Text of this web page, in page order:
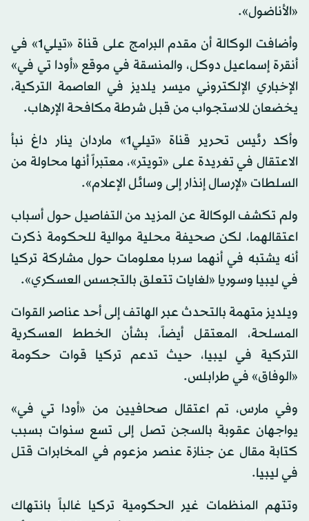
«الأناضول».
وأضافت الوكالة أن مقدم البرامج على قناة «تيلي1» في
أنقرة إسماعيل دوكل، والمنسقة في موقع «أودا تي في»
الإخباري الإلكتروني ميسر يلديز في العاصمة التركية،
يخضعان للاستجواب من قبل شرطة مكافحة الإرهاب.
وأكد رئيس تحرير قناة «تيلي1» ماردان ينار داغ نبأ
الاعتقال في تغريدة على «تويتر»، معتبراً أنها محاولة من
السلطات «لإرسال إنذار إلى وسائل الإعلام».
ولم تكشف الوكالة عن المزيد من التفاصيل حول أسباب
اعتقالهما، لكن صحيفة محلية موالية للحكومة ذكرت
أنه يشتبه في أنهما سربا معلومات حول مشاركة تركيا
في ليبيا وسوريا «لغايات تتعلق بالتجسس العسكري».
ويلديز متهمة بالتحدث عبر الهاتف إلى أحد عناصر القوات
المسلحة، المعتقل أيضاً، بشأن الخطط العسكرية
التركية في ليبيا، حيث تدعم تركيا قوات حكومة
«الوفاق» في طرابلس.
وفي مارس، تم اعتقال صحافيين من «أودا تي في»
يواجهان عقوبة بالسجن تصل إلى تسع سنوات بسبب
كتابة مقال عن جنازة عنصر مزعوم في المخابرات قتل
في ليبيا.
وتتهم المنظمات غير الحكومية تركيا غالباً بانتهاك